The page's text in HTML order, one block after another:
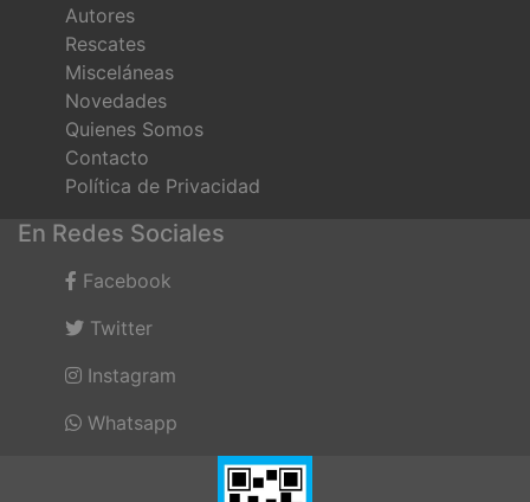
Autores
Rescates
Misceláneas
Novedades
Quienes Somos
Contacto
Política de Privacidad
En Redes Sociales
Facebook
Twitter
Instagram
Whatsapp